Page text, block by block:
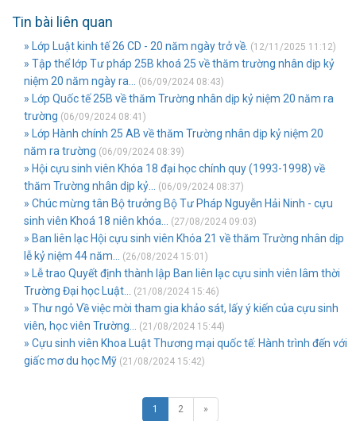
Tin bài liên quan
» Lớp Luật kinh tế 26 CD - 20 năm ngày trở về. (12/11/2025 11:12)
» Tập thể lớp Tư pháp 25B khoá 25 về thăm trường nhân dịp kỷ
niệm 20 năm ngày ra...
(06/09/2024 08:43)
» Lớp Quốc tế 25B về thăm Trường nhân dịp kỷ niệm 20 năm ra
trường (06/09/2024 08:41)
» Lớp Hành chính 25 AB về thăm Trường nhân dịp kỷ niệm 20
năm ra trường (06/09/2024 08:39)
» Hội cựu sinh viên Khóa 18 đại học chính quy (1993-1998) về
thăm Trường nhân dịp kỷ...
(06/09/2024 08:37)
» Chúc mừng tân Bộ trưởng Bộ Tư Pháp Nguyễn Hải Ninh - cựu
sinh viên Khoá 18 niên khóa...
(27/08/2024 09:03)
» Ban liên lạc Hội cựu sinh viên Khóa 21 về thăm Trường nhân dịp
lễ kỷ niệm 44 năm...
(26/08/2024 15:01)
» Lễ trao Quyết định thành lập Ban liên lạc cựu sinh viên lâm thời
Trường Đại học Luật...
(21/08/2024 15:46)
» Thư ngỏ Về việc mời tham gia khảo sát, lấy ý kiến của cựu sinh
viên, học viên Trường...
(21/08/2024 15:44)
» Cựu sinh viên Khoa Luật Thương mại quốc tế: Hành trình đến với
giấc mơ du học Mỹ (21/08/2024 15:42)
1 2 »